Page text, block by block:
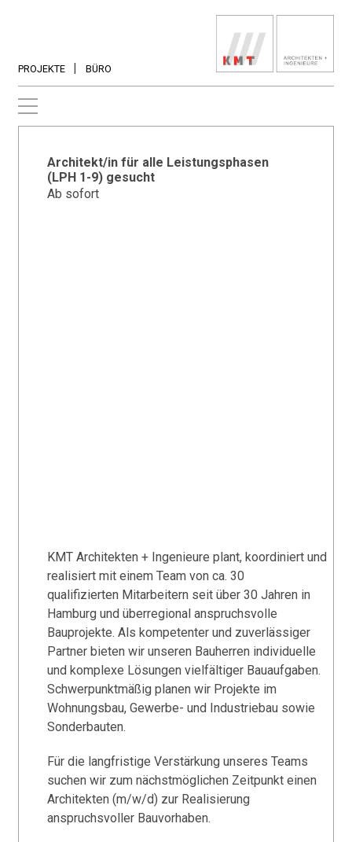
PROJEKTE BÜRO
Architekt/in für alle Leistungsphasen
(LPH 1-9) gesucht
Ab sofort
KMT Architekten + Ingenieure plant, koordiniert und
realisiert mit einem Team von ca. 30
qualifizierten Mitarbeitern seit über 30 Jahren in
Hamburg und überregional anspruchsvolle
Bauprojekte. Als kompetenter und zuverlässiger
Partner bieten wir unseren Bauherren individuelle
und komplexe Lösungen vielfältiger Bauaufgaben.
Schwerpunktmäßig planen wir Projekte im
Wohnungsbau, Gewerbe- und Industriebau sowie
Sonderbauten.
Für die langfristige Verstärkung unseres Teams
suchen wir zum nächstmöglichen Zeitpunkt einen
Architekten (m/w/d) zur Realisierung
anspruchsvoller Bauvorhaben.